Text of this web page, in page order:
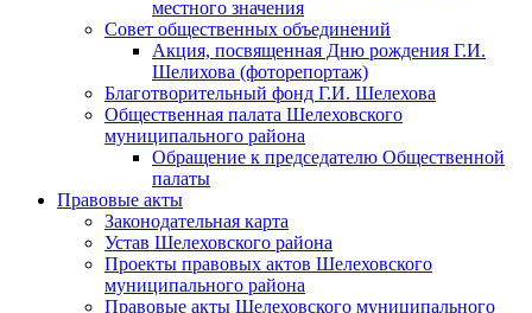
местного значения
Совет общественных объединений
Акция, посвященная Дню рождения Г.И.
Шелихова (фоторепортаж)
Благотворительный фонд Г.И. Шелехова
Общественная палата Шелеховского
муниципального района
Обращение к председателю Общественной
палаты
Правовые акты
Законодательная карта
Устав Шелеховского района
Проекты правовых актов Шелеховского
муниципального района
Правовые акты Шелеховского муниципального